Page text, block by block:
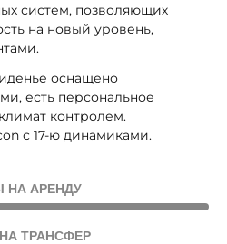
систем, позволяющих
на новый уровень,
оснащено
есть персональное
контролем.
с 17-ю динамиками.
НА АРЕНДУ
ТРАНСФЕР